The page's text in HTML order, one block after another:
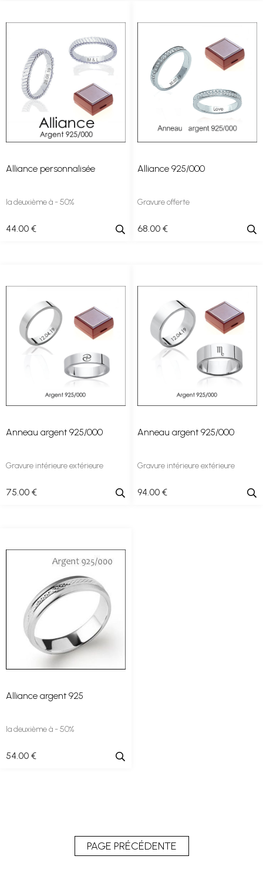
Alliance personnalisée
la deuxième à - 50%
44.00 €
Alliance 925/000
Gravure offerte
68.00 €
Anneau argent 925/000
Gravure intérieure extérieure
75.00 €
Anneau argent 925/000
Gravure intérieure extérieure
94.00 €
Alliance argent 925
la deuxième à - 50%
54.00 €